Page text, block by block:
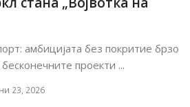
амбицијата без покритие брзо
проекти ...
23, 2026